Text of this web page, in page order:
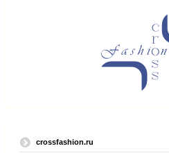
crossfashion.ru